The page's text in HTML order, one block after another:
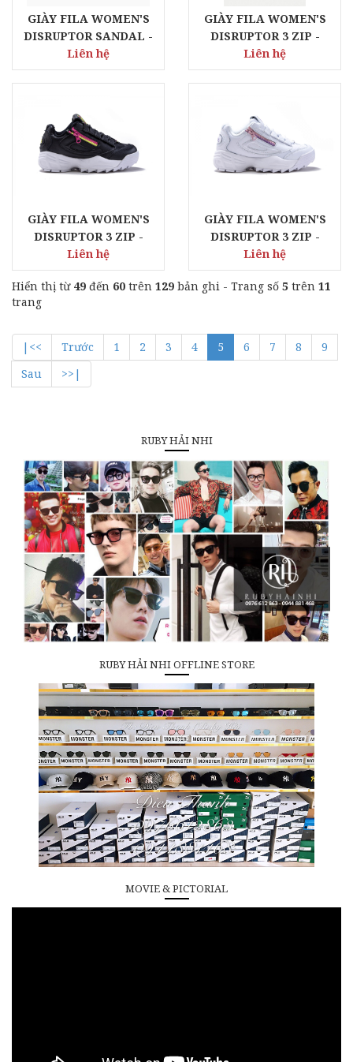
GIÀY FILA WOMEN'S
DISRUPTOR SANDAL -
WHITE NAVY
Liên hệ
GIÀY FILA WOMEN'S
DISRUPTOR 3 ZIP -
VIOLET PINK
Liên hệ
GIÀY FILA WOMEN'S
DISRUPTOR 3 ZIP -
BLACK
Liên hệ
GIÀY FILA WOMEN'S
DISRUPTOR 3 ZIP -
WHITE
Liên hệ
Hiển thị từ 49 đến 60 trên 129 bản ghi - Trang số 5 trên 11
trang
|<< Trước 1 2 3 4 5 6 7 8
9
Sau
>>|
RUBY HẢI NHI
RUBY HẢI NHI OFFLINE STORE
MOVIE & PICTORIAL